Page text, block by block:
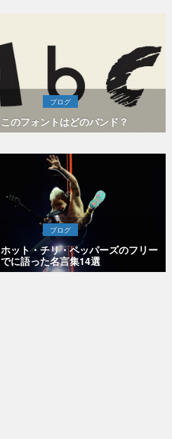
ブログ
のフォントはどのバンド？
ブログ
ット・チリ・ペッパーズのフリー
に語った名言集14選